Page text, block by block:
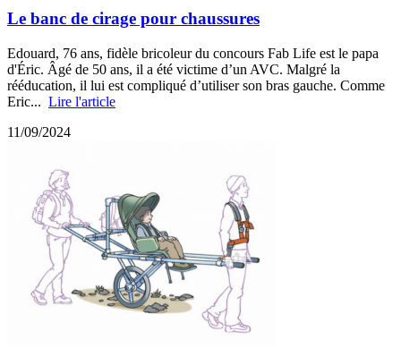
Le banc de cirage pour chaussures
Edouard, 76 ans, fidèle bricoleur du concours Fab Life est le papa
d'Éric. Âgé de 50 ans, il a été victime d’un AVC. Malgré la
rééducation, il lui est compliqué d’utiliser son bras gauche. Comme
Eric... Lire l'article
11/09/2024